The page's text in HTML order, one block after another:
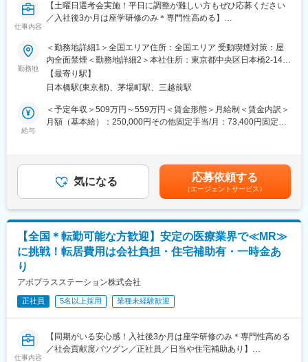
能です！配属先メーカーからオファーを受けた場合は、メーカー
直雇用へ転籍するチャンスもあります。
論可能です。）
・転勤は東北・関東などエリア単位内で限定することができ、一
方的に配属エリアを決定されることもありません。
※CSOとは…
医療機器・製薬メーカーのセールス領域を支援する業種です。自
社の社員を取引先企業に派遣し、派遣先の営業として活躍いただ
くことでメーカーを支援しています。
プロジェクトごとに異なりますが、同社または配属先のメーカー
にて研修が十分にございます。
プロジェクト配属後もマネージャーが丁寧に支援します。日々の
もしっかりとケアします。業界でも特に支援が手厚いと評判で
す。
◇LINEの企業アカウントから、沿革・事業内容・先輩社員インタ
https://liff.line.me/1655046877-Gm8rqdqY/landing?
Gm8rqdqY
仕事内容
【土曜日選考会実施！平日に調整が難しい方もぜひ応募ください
／入社後3か月は座学研修のみ＊専門性高める】
８月１日（土）9:00～14:00スタートの中より調整可能です。
オンラインにて実施いたします。
★本ポジションは、未経験から医療業界で活躍できます！
・医療を通じて社会に貢献したい
・仕事を通じて学びを深め自己の成長を実感したい
・専門職として知識、技能を身に付けたい
■職務内容：
MR（医薬情報担当者）として、ドクターや医薬品卸へ訪問、医薬
＜MRとは＞
医薬品販売に際し、医師への医薬品の効果、効能、副作用を情報
提供がミッションです。
いのか」などの情報が付加されて、初めて効果的に使うことがで
治療、地域医療課題に貢献することができます。
・入社から3か月間：座学研修（導入教育）のみ
└医薬品や医療業界、営業方法についての知識を身につけます。
勤務地
＜勤務地詳細1＞全国エリア住所：全国エリア 受動喫煙対策：屋
内全面禁煙＜勤務地詳細2＞本社住所：東京都中央区日本橋2-14-1
フロントプレイス日本橋勤務地最寄駅：各線／日本橋駅受動喫煙
対策：敷地内喫煙可能場所あり変更の範囲：会社の定める事業所
【最寄り駅】
日本橋駅(東京都)、茅場町駅、三越前駅
給与
＜予定年収＞509万円～559万円＜賃金形態＞月給制＜賃金内訳＞
月額（基本給）：250,000円その他固定手当/月：73,400円固定残
どを考慮し、規定により決定します。※年収の他に別途日当（月額
3～4万円）・諸手当有昇給：年1回★頑張りに応じて年収UP★赴
任先の評価次第で大幅に年収をUPできます。（年2回業績給改
定）賃金はあくまでも目安の金額であり、選考を通じて上下する
可能性があります。月給(月額)は固定手当を含めた表記です。
気になる 応募依頼する
（エージェントサービス）
【全国＊転勤可能な方歓迎】安定の医療業界で≪MR≫
に挑戦！転居費用は会社負担・住宅補助有・一時金あ
り
アポプラスステーション株式会社
正社員 5名以上採用 業種未経験歓迎
仕事内容
【同期がいる安心感！入社後3か月は座学研修のみ＊専門性高める
／社会貢献度バツグン／正社員／日当や住宅補助あり】